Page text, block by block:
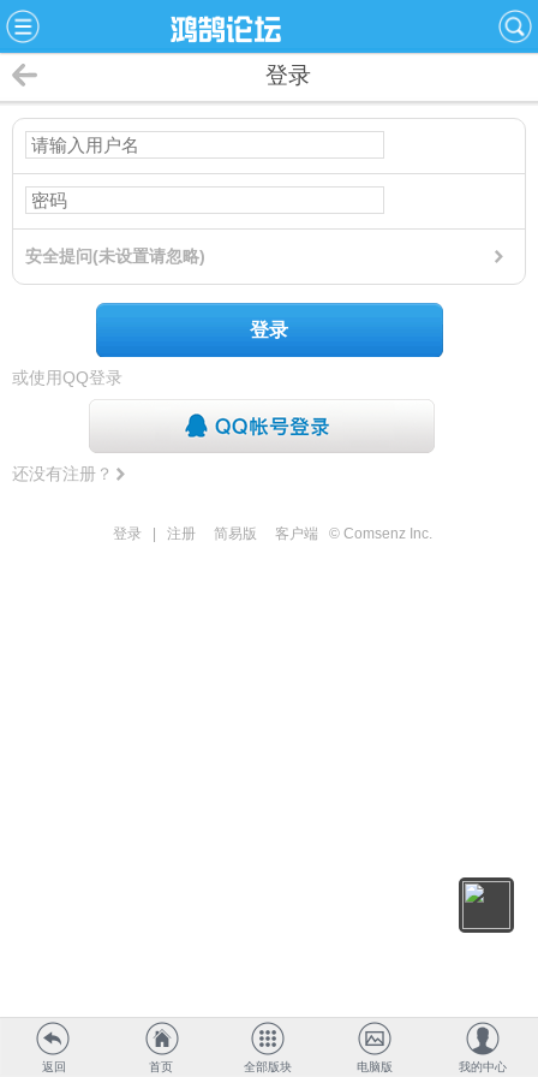
登录
安全提问(未设置请忽略)
登录
或使用QQ登录
还没有注册？
登录 注册 简易版 客户端 © Comsenz Inc.
返回 首页 全部版块 电脑版 我的中心